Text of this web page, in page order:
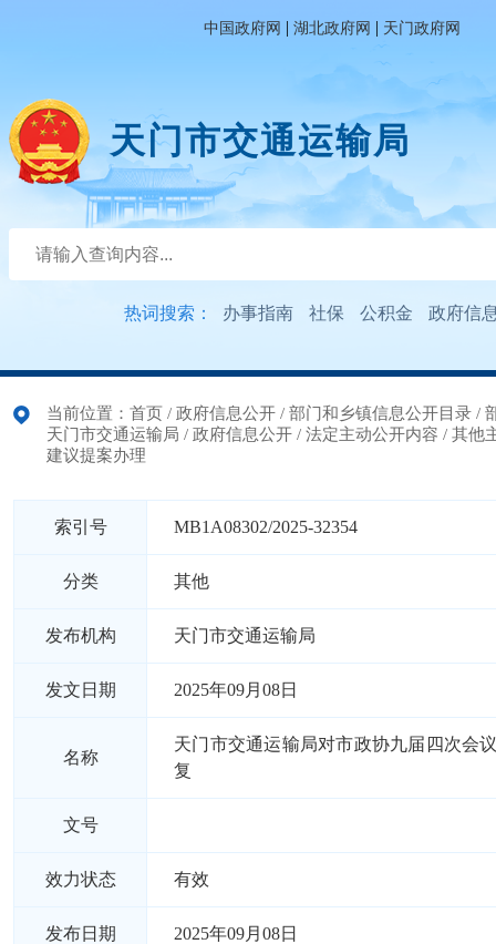
中国政府网 | 湖北政府网 | 天门政府网
天门市交通运输局
热词搜索： 办事指南 社保 公积金 政府信
当前位置： 首页 / 政府信息公开 / 部门和乡镇信息公开目录 /
天门市交通运输局 / 政府信息公开 / 法定主动公开内容 / 其他
建议提案办理
索引号 MB1A08302/2025-32354
分类 其他
发布机构 天门市交通运输局
发文日期 2025年09月08日
名称
天门市交通运输局对市政协九届四次会
复
文号
效力状态 有效
发布日期 2025年09月08日